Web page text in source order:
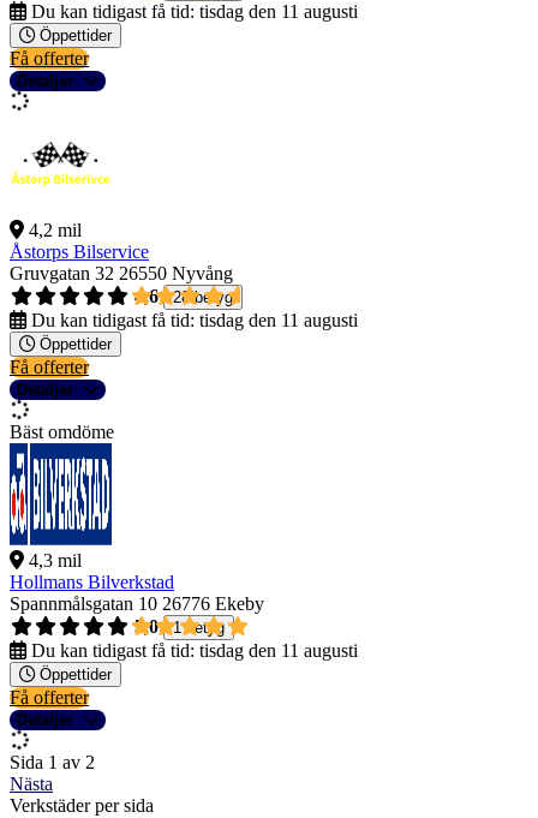
Du kan tidigast få tid: tisdag den 11 augusti
Öppettider
Få offerter
Detaljer
4,2 mil
Åstorps Bilservice
Gruvgatan 32 26550 Nyvång
4,6
28 betyg
Du kan tidigast få tid: tisdag den 11 augusti
Öppettider
Få offerter
Detaljer
Bäst omdöme
4,3 mil
Hollmans Bilverkstad
Spannmålsgatan 10 26776 Ekeby
5,0
1 betyg
Du kan tidigast få tid: tisdag den 11 augusti
Öppettider
Få offerter
Detaljer
Sida 1 av 2
Nästa
Verkstäder per sida